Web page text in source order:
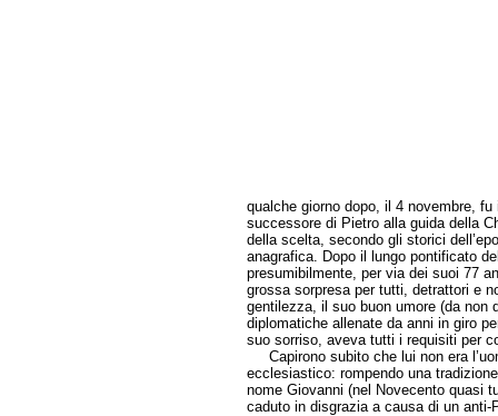
qualche giorno dopo, il 4 novembre,
successore di Pietro alla guida della
della scelta, secondo gli storici
anagrafica. Dopo il lungo pontificato
presumibilmente, per via dei suoi 77
grossa sorpresa per tutti, detrattori e
gentilezza, il suo buon umore (da non
diplomatiche allenate da anni in giro
suo sorriso, aveva tutti i requisiti per
Capirono subito che lui non era
ecclesiastico: rompendo una
nome Giovanni (nel Novecento quasi
caduto in disgrazia a causa di un anti-